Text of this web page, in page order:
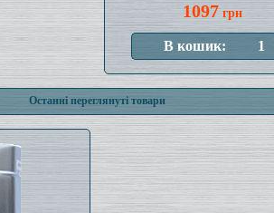
1097 грн
Останні переглянуті товари